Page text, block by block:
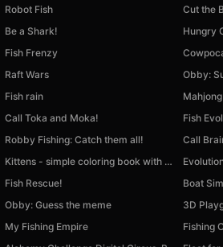
Robot Fish
Cut the
Be a Shark!
Hungry
Fish Frenzy
Raft Wars
Obby:
Fish rain
Call Toka and Moka!
Fish
Robby Fishing: Catch them all!
Call
Kittens - simple coloring book with stickers
Fish Rescue!
Boat
Obby: Guess the meme
3D
My Fishing Empire
Fishing